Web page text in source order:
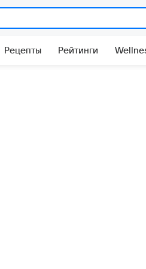
Рецепты Рейтинги